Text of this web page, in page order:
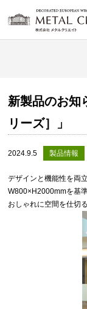
新製品のお知
リーズ］」
2024.9.5 製品情報
デザインと機能性を両立
W800×H2000mmを基
おしゃれに空間を仕切